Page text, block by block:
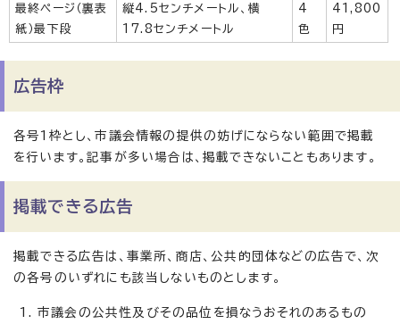
最終ページ（裏表
紙）最下段
縦4.5センチメートル、横
17.8センチメートル
4
色
41,800
円
広告枠
各号1枠とし、市議会情報の提供の妨げにならない範囲で掲載
を行います。記事が多い場合は、掲載できないこともあります。
掲載できる広告
掲載できる広告は、事業所、商店、公共的団体などの広告で、次
の各号のいずれにも該当しないものとします。
市議会の公共性及びその品位を損なうおそれのあるもの